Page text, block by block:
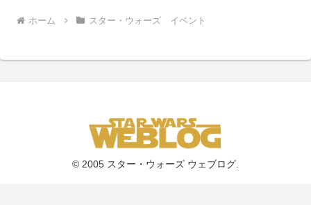
ホーム スター・ウォーズ イベント
© 2005 スター・ウォーズ ウェブログ.